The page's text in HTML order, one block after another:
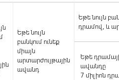
Եթե նույն
բանկում ունեք
միայն
արտարժույթային
ավանդ
Եթե նույն
դրամով, և
Եթե
ավանդը
7 միլիոն